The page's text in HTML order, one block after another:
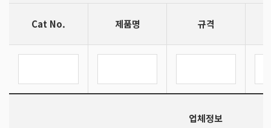
Cat No. 제품명 규격
업체정보